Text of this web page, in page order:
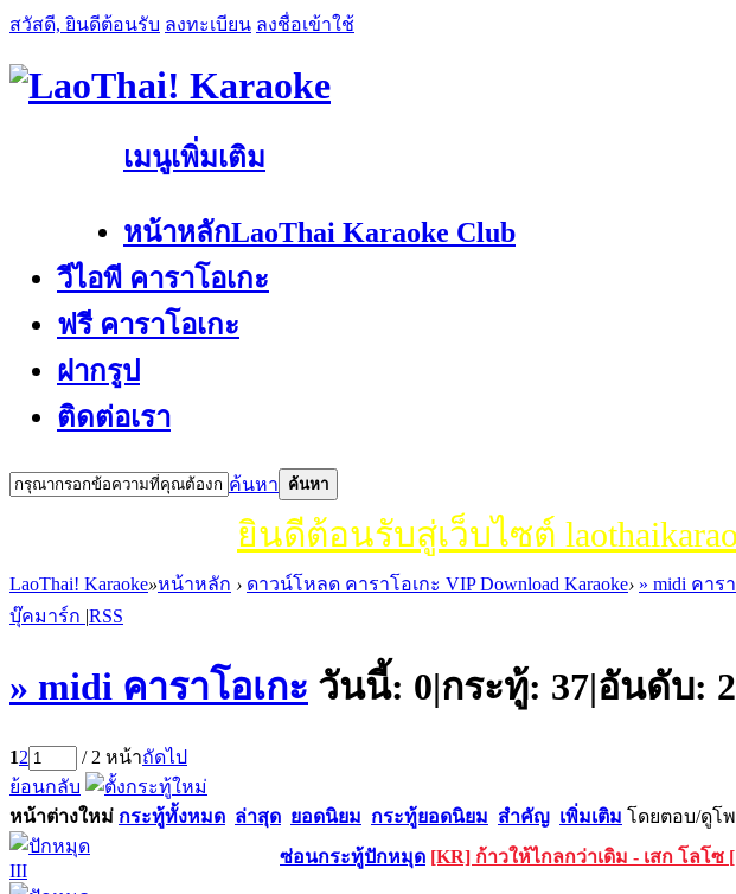
สวัสดี, ยินดีต้อนรับ ลงทะเบียน ลงชื่อเข้าใช้
เมนูเพิ่มเติม
หน้าหลักLaoThai Karaoke Club
วีไอพี คาราโอเกะ
ฟรี คาราโอเกะ
ฝากรูป
ติดต่อเรา
ค้นหา ค้นหา
ยินดีต้อนรับสู่เว็บไซต์
LaoThai! Karaoke»หน้าหลัก › ดาวน์โหลด คาราโอเกะ VIP Download Karaoke› » midi คาร
บุ๊คมาร์ก |RSS
» midi คาราโอเกะ วันนี้: 0|กระทู้: 37|อันดับ:
12 / 2 หน้าถัดไป
ย้อนกลับ
หน้าต่างใหม่ กระทู้ทั้งหมด ล่าสุด ยอดนิยม กระทู้ยอดนิยม สำคัญ เพิ่มเติม โดยตอบ/ดูโ
ซ่อนกระทู้ปักหมุด [KR] ก้าวให้ไกลกว่าเดิม - เสก โลโซ